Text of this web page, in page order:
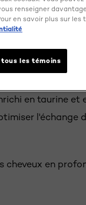
en
propres et
en taurine et
l'échange
cheveux en
renseigner
en savoir plus sur les
les témoins